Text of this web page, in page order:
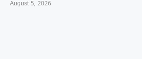
August 5, 2026